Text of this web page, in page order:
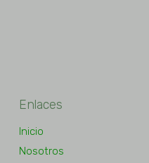
Enlaces
Inicio
Nosotros